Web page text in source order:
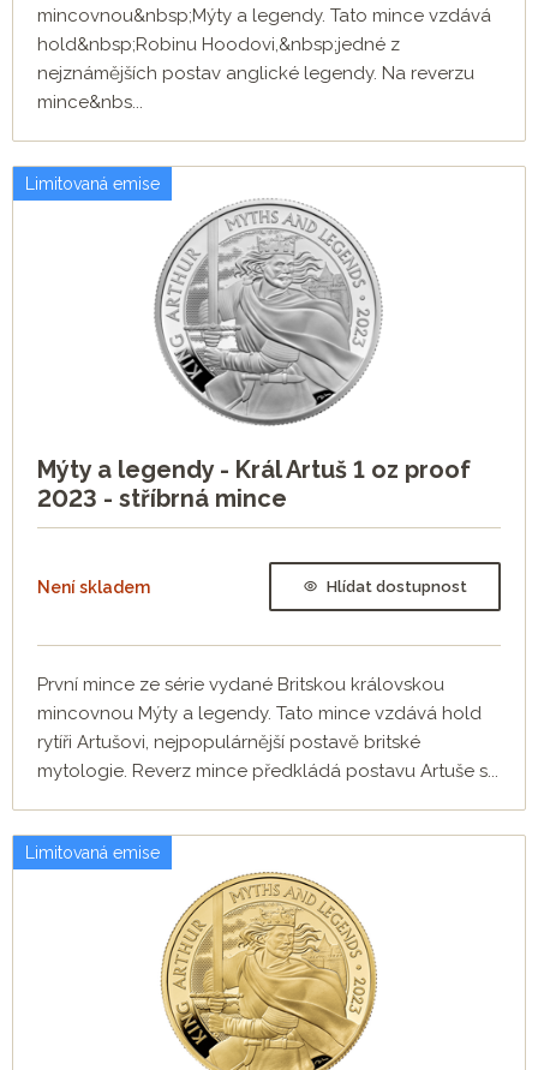
mincovnou&nbsp;Mýty a legendy. Tato mince vzdává
hold&nbsp;Robinu Hoodovi,&nbsp;jedné z
nejznámějších postav anglické legendy. Na reverzu
mince&nbs...
Limitovaná emise
Mýty a legendy - Král Artuš 1 oz proof
2023 - stříbrná mince
Není skladem Hlídat dostupnost
První mince ze série vydané Britskou královskou
mincovnou Mýty a legendy. Tato mince vzdává hold
rytíři Artušovi, nejpopulárnější postavě britské
mytologie. Reverz mince předkládá postavu Artuše s...
Limitovaná emise